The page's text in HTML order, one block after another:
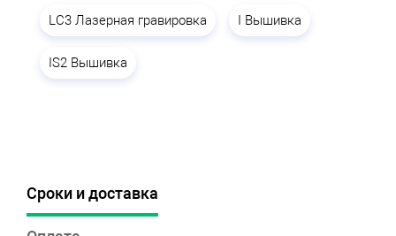
LC3 Лазерная гравировка I Вышивка
IS2 Вышивка
Сроки и доставка